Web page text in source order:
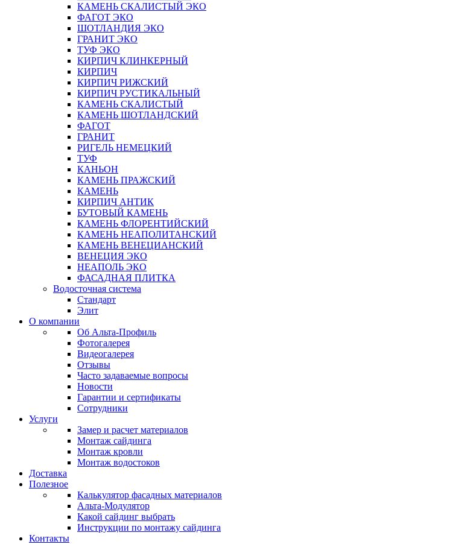
КАМЕНЬ СКАЛИСТЫЙ ЭКО
ФАГОТ ЭКО
ШОТЛАНДИЯ ЭКО
ГРАНИТ ЭКО
ТУФ ЭКО
КИРПИЧ КЛИНКЕРНЫЙ
КИРПИЧ
КИРПИЧ РИЖСКИЙ
КИРПИЧ РУСТИКАЛЬНЫЙ
КАМЕНЬ СКАЛИСТЫЙ
КАМЕНЬ ШОТЛАНДСКИЙ
ФАГОТ
ГРАНИТ
РИГЕЛЬ НЕМЕЦКИЙ
ТУФ
КАНЬОН
КАМЕНЬ ПРАЖСКИЙ
КАМЕНЬ
КИРПИЧ АНТИК
БУТОВЫЙ КАМЕНЬ
КАМЕНЬ ФЛОРЕНТИЙСКИЙ
КАМЕНЬ НЕАПОЛИТАНСКИЙ
КАМЕНЬ ВЕНЕЦИАНСКИЙ
ВЕНЕЦИЯ ЭКО
НЕАПОЛЬ ЭКО
ФАСАДНАЯ ПЛИТКА
Водосточная система
Стандарт
Элит
О компании
Об Альта-Профиль
Фотогалерея
Видеогалерея
Отзывы
Часто задаваемые вопросы
Новости
Гарантии и сертификаты
Сотрудники
Услуги
Замер и расчет материалов
Монтаж сайдинга
Монтаж кровли
Монтаж водостоков
Доставка
Полезное
Калькулятор фасадных материалов
Альта-Модулятор
Какой сайдинг выбрать
Инструкции по монтажу сайдинга
Контакты